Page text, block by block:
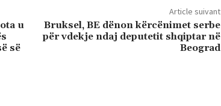
u
së
Article suivant
Bruksel, BE dënon kërcënimet serbe
për vdekje ndaj deputetit shqiptar në
Beograd